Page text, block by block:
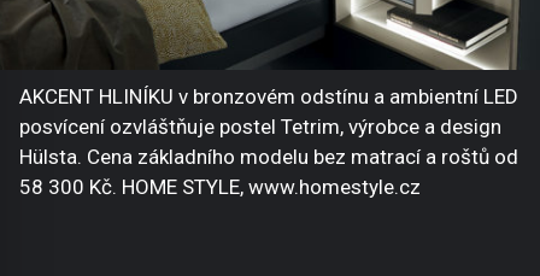
AKCENT HLINÍKU v bronzovém odstínu a ambientní LED
posvícení ozvláštňuje postel Tetrim, výrobce a design
Hülsta. Cena základního modelu bez matrací a roštů od
58 300 Kč. HOME STYLE, www.homestyle.cz